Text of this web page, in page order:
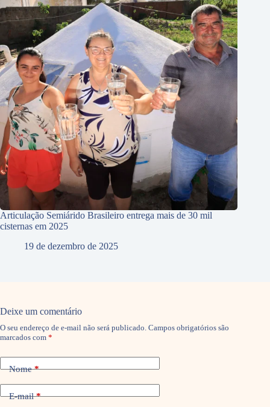
Articulação Semiárido Brasileiro entrega mais de 30 mil
cisternas em 2025
19 de dezembro de 2025
Deixe um comentário
O seu endereço de e-mail não será publicado. Campos obrigatórios são
marcados com *
Nome*
E-mail*